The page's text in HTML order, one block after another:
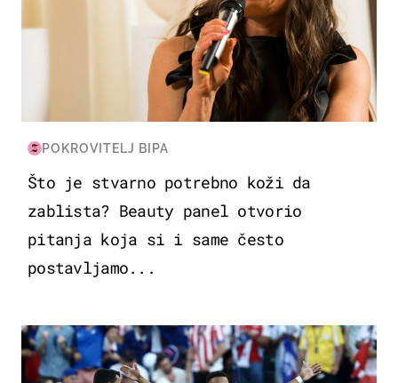
POKROVITELJ BIPA
Što je stvarno potrebno koži da
zablista? Beauty panel otvorio
pitanja koja si i same često
postavljamo...
SVJETSKO PRVENSTVO 2026